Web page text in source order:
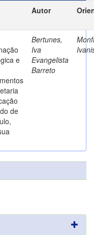
Autor
e
de
Bertunes,
Iva
Evangelista
Barreto